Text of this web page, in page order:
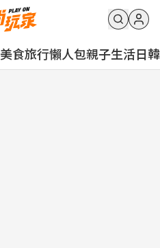
美食旅行懶人包親子生活日韓